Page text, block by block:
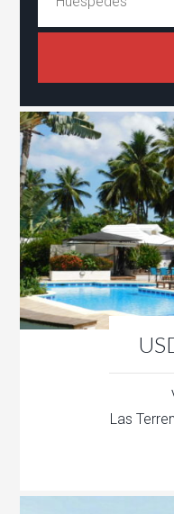
Las